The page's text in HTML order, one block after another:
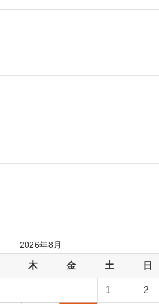
2026年8月
木 金 土 日
1 2